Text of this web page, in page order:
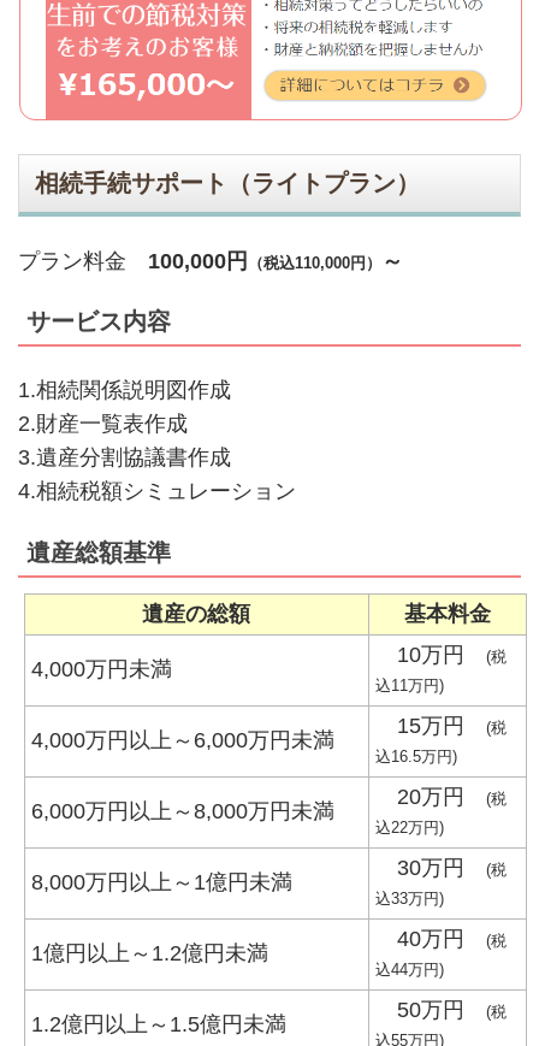
相続手続サポート（ライトプラン）
プラン料金 100,000円 （税込110,000円） ～
サービス内容
1.相続関係説明図作成
2.財産一覧表作成
3.遺産分割協議書作成
4.相続税額シミュレーション
遺産総額基準
遺産の総額 基本料金
4,000万円未満
10万円
(税
込11万円)
4,000万円以上～6,000万円未満
15万円
(税
込16.5万円)
6,000万円以上～8,000万円未満
20万円
(税
込22万円)
8,000万円以上～1億円未満
30万円
(税
込33万円)
1億円以上～1.2億円未満
40万円
(税
込44万円)
1.2億円以上～1.5億円未満
50万円
(税
込55万円)